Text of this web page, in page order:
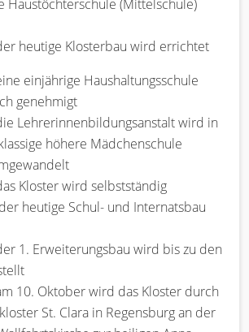
Haustöchterschule (Mittelschule)
heutige Klosterbau wird errichtet
einjährige Haushaltungsschule
genehmigt
Lehrerinnenbildungsanstalt wird in
höhere Mädchenschule
Kloster wird selbstständig
heutige Schul- und Internatsbau
1. Erweiterungsbau wird bis zu den
10. Oktober wird das Kloster durch
St. Clara in Regensburg an der